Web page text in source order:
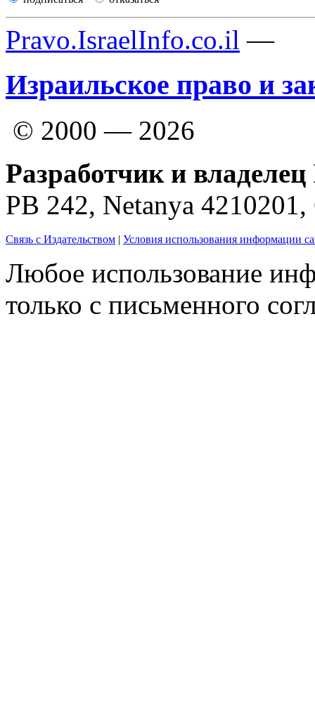
Pravo.IsraelInfo.co.il —
Израильское право и
© 2000 — 2026
Разработчик и
PB 242, Netanya
Связь с Издательством | Условия использования информации
Любое использование
только с письменного